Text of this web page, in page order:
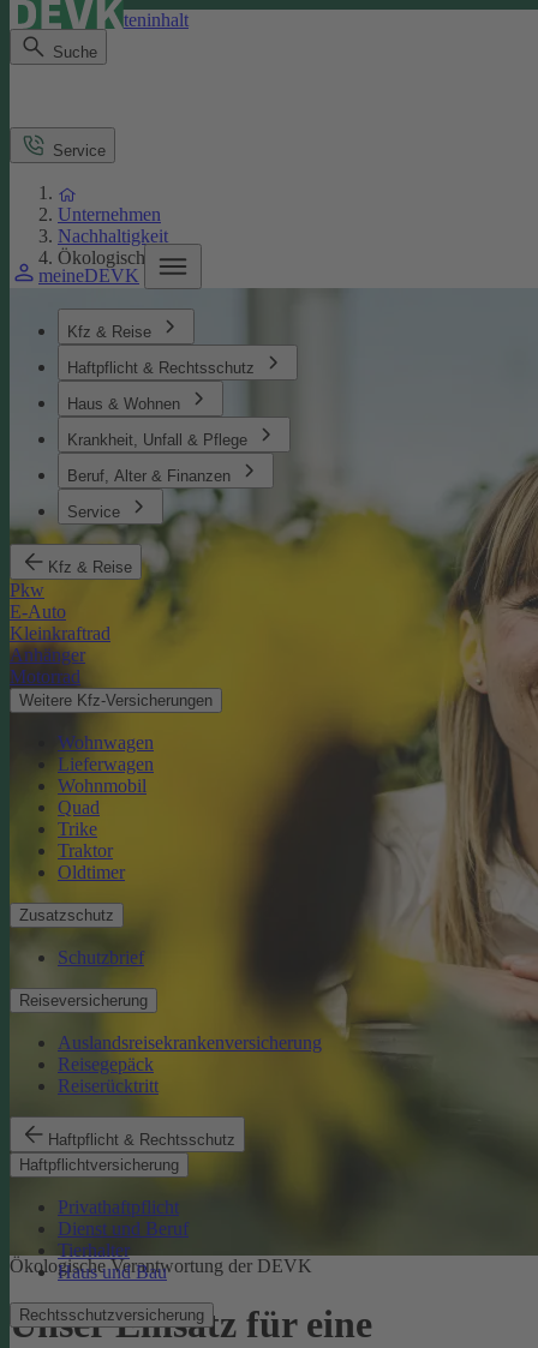
Direkt zum Seiteninhalt
Suche
meineDEVK
Kfz & Reise
Haftpflicht & Rechtsschutz
Haus & Wohnen
Krankheit, Unfall & Pflege
Beruf, Alter & Finanzen
Service
Kfz & Reise
Pkw
E-Auto
Kleinkraftrad
Anhänger
Motorrad
Weitere Kfz-Versicherungen
Wohnwagen
Lieferwagen
Wohnmobil
Quad
Trike
Traktor
Oldtimer
Zusatzschutz
Schutzbrief
Reiseversicherung
Auslandsreisekrankenversicherung
Reisegepäck
Reiserücktritt
Haftpflicht & Rechtsschutz
Haftpflichtversicherung
Privathaftpflicht
Dienst und Beruf
Tierhalter
Haus und Bau
Rechtsschutzversicherung
Service
Unternehmen
Nachhaltigkeit
Ökologisches
Ökologische Verantwortung der DEVK
Unser Einsatz für eine